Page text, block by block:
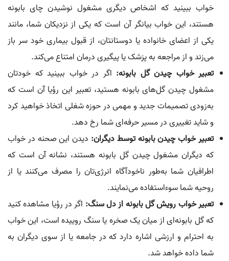
خواب ببینید که اشخاص دیگری مشغول نوشیدن چای بابونه
هستند، این خواب بیانگر آن است که یکی از نزدیکان شما، مانند
یکی از اعضای خانواده یا دوستانتان، از قبول بیماری خود سر باز
می‌زند و از مراجعه به پزشک یا پیگیری درمان امتناع می‌کند.
تعبیر خواب چیدن گل بابونه: اگر در خواب ببینید که خودتان
مشغول چیدن گل‌های بابونه هستید، تعبیر این رؤیا آن است که
به‌زودی تصمیمات جدید و مهمی در حوزه شغلی اتخاذ خواهید کرد
و شاید تغییری در مسیر حرفه‌ای شما رخ دهد.
تعبیر خواب چیدن بابونه توسط دیگران: دیدن این صحنه در خواب
که دیگران مشغول چیدن گل بابونه هستند، نشانه آن است که
اطرافیان شما به‌طور ناخودآگاه انرژی‌تان را مصرف می‌کنند یا از
روحیه شما سوءاستفاده می‌نمایند.
تعبیر خواب رویش گل بابونه از دل سنگ: اگر در رؤیا مشاهده کنید
که گل بابونه‌ای از میان یک صخره یا سنگ روییده است، این خواب
به احترام و ارزشی اشاره دارد که در جامعه یا از سوی دیگران به
شما داده خواهد شد.